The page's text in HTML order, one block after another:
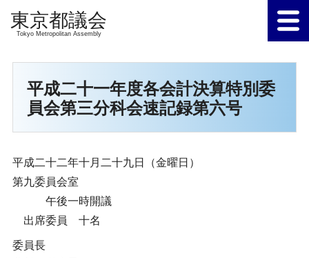
Tokyo Metropolitan Assembly
平成二十一年度各会計決算特別委
員会第三分科会速記録第六号
平成二十二年十月二十九日（金曜日）
第九委員会室
午後一時開議
出席委員 十名
委員長